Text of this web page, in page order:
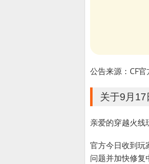
公告来源：CF官
关于9月
亲爱的穿越火线
官方今日收到玩
问题并加快修复